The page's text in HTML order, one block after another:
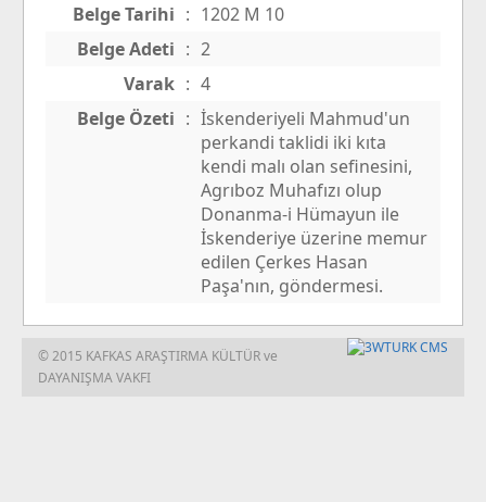
Belge Tarihi : 1202 M 10
Belge Adeti : 2
Varak : 4
Belge Özeti : İskenderiyeli Mahmud'un
perkandi taklidi iki kıta
kendi malı olan sefinesini,
Agrıboz Muhafızı olup
Donanma-i Hümayun ile
İskenderiye üzerine memur
edilen Çerkes Hasan
Paşa'nın, göndermesi.
© 2015 KAFKAS ARAŞTIRMA KÜLTÜR ve
DAYANIŞMA VAKFI